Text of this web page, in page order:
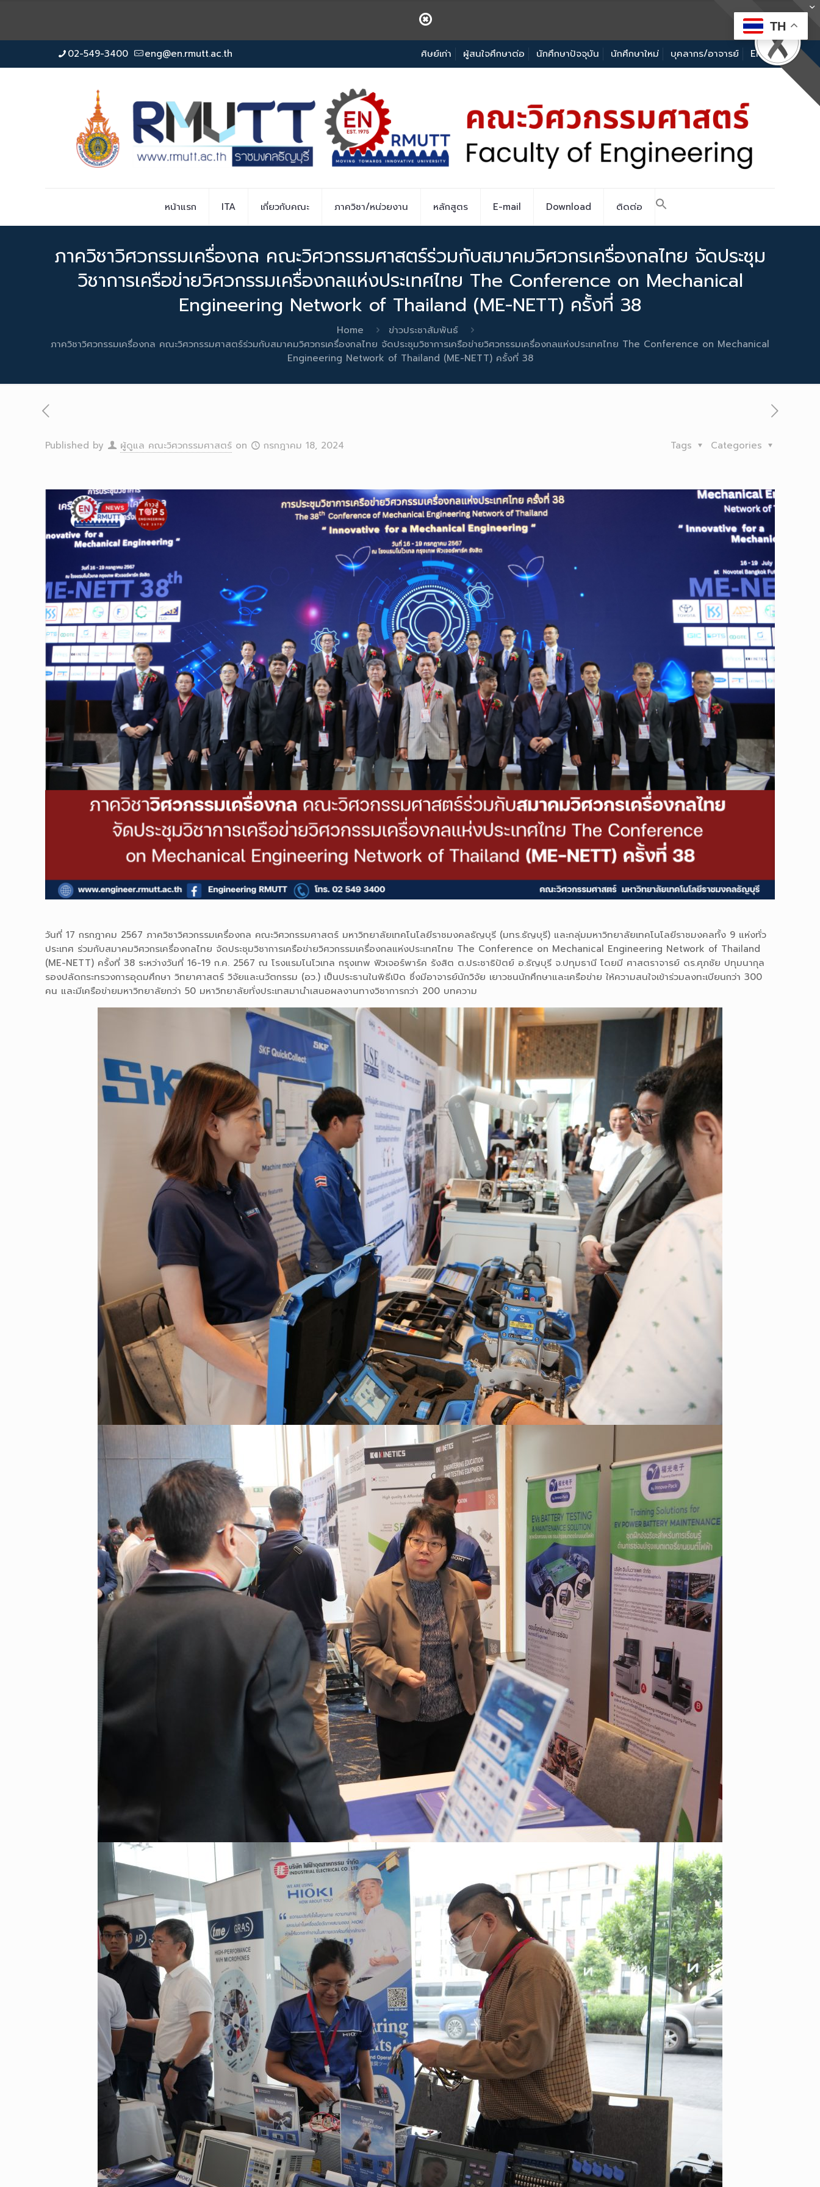
02-549-3400 eng@en.rmutt.ac.th ศิษย์เก่า ผู้สนใจศึกษาต่อ นักศึกษาปัจจุบัน นักศึกษาใหม่ บุคลากร/อาจารย์ EN
หน้าแรก ITA เกี่ยวกับคณะ ภาควิชา/หน่วยงาน หลักสูตร E-mail Download ติดต่อ
ภาควิชาวิศวกรรมเครื่องกล คณะวิศวกรรมศาสตร์ร่วมกับสมาคมวิศวกรเครื่องกลไทย จัดประชุม
วิชาการเครือข่ายวิศวกรรมเครื่องกลแห่งประเทศไทย The Conference on Mechanical
Engineering Network of Thailand (ME-NETT) ครั้งที่ 38
Home
ข่าวประชาสัมพันธ์
ภาควิชาวิศวกรรมเครื่องกล คณะวิศวกรรมศาสตร์ร่วมกับสมาคมวิศวกรเครื่องกลไทย จัดประชุมวิชาการเครือข่ายวิศวกรรมเครื่องกลแห่งประเทศไทย The Conference on Mechanical
Engineering Network of Thailand (ME-NETT) ครั้งที่ 38
Published by ผู้ดูแล คณะวิศวกรรมศาสตร์ on กรกฎาคม 18, 2024 Categories
Tags
วันที่ 17 กรกฎาคม 2567 ภาควิชาวิศวกรรมเครื่องกล คณะวิศวกรรมศาสตร์ มหาวิทยาลัยเทคโนโลยีราชมงคลธัญบุรี (มทร.ธัญบุรี) และกลุ่มมหาวิทยาลัยเทคโนโลยีราชมงคลทั้ง 9 แห่งทั่ว
ประเทศ ร่วมกับสมาคมวิศวกรเครื่องกลไทย จัดประชุมวิชาการเครือข่ายวิศวกรรมเครื่องกลแห่งประเทศไทย The Conference on Mechanical Engineering Network of Thailand
(ME-NETT) ครั้งที่ 38 ระหว่างวันที่ 16-19 ก.ค. 2567 ณ โรงแรมโนโวเทล กรุงเทพ ฟิวเจอร์พาร์ค รังสิต ต.ประชาธิปัตย์ อ.ธัญบุรี จ.ปทุมธานี โดยมี ศาสตราจารย์ ดร.ศุภชัย ปทุมนากุล
รองปลัดกระทรวงการอุดมศึกษา วิทยาศาสตร์ วิจัยและนวัตกรรม (อว.) เป็นประธานในพิธีเปิด ซึ่งมีอาจารย์นักวิจัย เยาวชนนักศึกษาและเครือข่าย ให้ความสนใจเข้าร่วมลงทะเบียนกว่า 300
คน และมีเครือข่ายมหาวิทยาลัยกว่า 50 มหาวิทยาลัยทั่งประเทสมานำเสนอผลงานทางวิชาการกว่า 200 บทความ
TH